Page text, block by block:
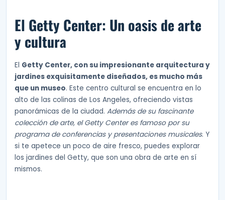
El Getty Center: Un oasis de arte
y cultura
El Getty Center, con su impresionante arquitectura y
jardines exquisitamente diseñados, es mucho más
que un museo. Este centro cultural se encuentra en lo
alto de las colinas de Los Angeles, ofreciendo vistas
panorámicas de la ciudad. Además de su fascinante
colección de arte, el Getty Center es famoso por su
programa de conferencias y presentaciones musicales. Y
si te apetece un poco de aire fresco, puedes explorar
los jardines del Getty, que son una obra de arte en sí
mismos.